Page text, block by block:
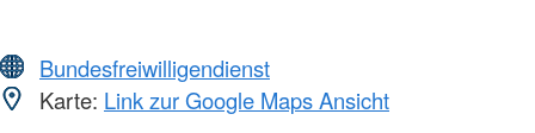
Bundesfreiwilligendienst
Karte: Link zur Google Maps Ansicht